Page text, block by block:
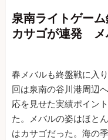
泉南ライトゲー
カサゴが連発 メ
春メバルも終盤戦に入
回は泉南の谷川港周辺
応を見せた実績ポイン
た。メバルの姿はほと
はカサゴだった。海の